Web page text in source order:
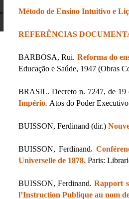
Método de Ensino Intuitivo e
REFERÊNCIAS
BARBOSA, Rui. Reforma do
Educação e Saúde, 1947 (Obras
BRASIL. Decreto n. 7247, de
Império. Atos do Poder
BUISSON, Ferdinand (dir.)
BUISSON, Ferdinand.
Universelle de 1878. Paris:
BUISSON, Ferdinand.Rapport
l’Instruction Publique au nom